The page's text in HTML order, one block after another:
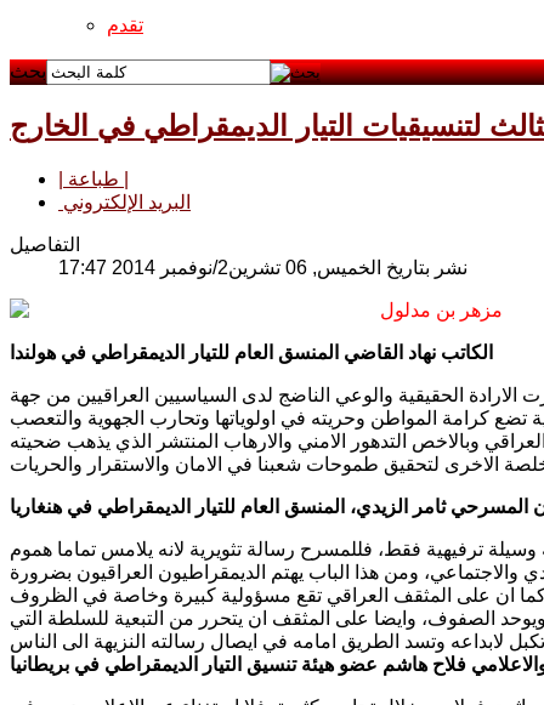
تقدم
بحث
لتنسيقيات التيار الديمقراطي في الخارج
البريد الإلكتروني
التفاصيل
نشر بتاريخ الخميس, 06 تشرين2/نوفمبر 2014 17:47
مزهر بن مدلول
الكاتب نهاد القاضي المنسق العام للتيار الديمقراطي في هولندا
الارادة الحقيقية والوعي الناضج لدى السياسيين العراقيين من جهة
كرامة المواطن وحريته في اولوياتها وتحارب الجهوية والتعصب
وبالاخص التدهور الامني والارهاب المنتشر الذي يذهب ضحيته
المسرحي ثامر الزيدي، المنسق العام للتيار الديمقراطي في هنغاريا
ترفيهية فقط، فللمسرح رسالة تثويرية لانه يلامس تماما هموم
ومن هذا الباب يهتم الديمقراطيون العراقيون بضرورة
كما ان على المثقف العراقي تقع مسؤولية كبيرة وخاصة في الظروف
الصفوف، وايضا على المثقف ان يتحرر من التبعية للسلطة التي
فلاح هاشم عضو هيئة تنسيق التيار الديمقراطي في بريطانيا